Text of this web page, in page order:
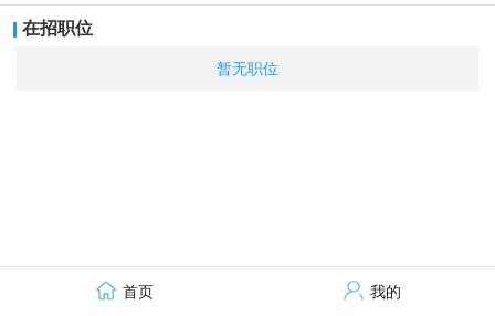
在招职位
暂无职位
首页 我的